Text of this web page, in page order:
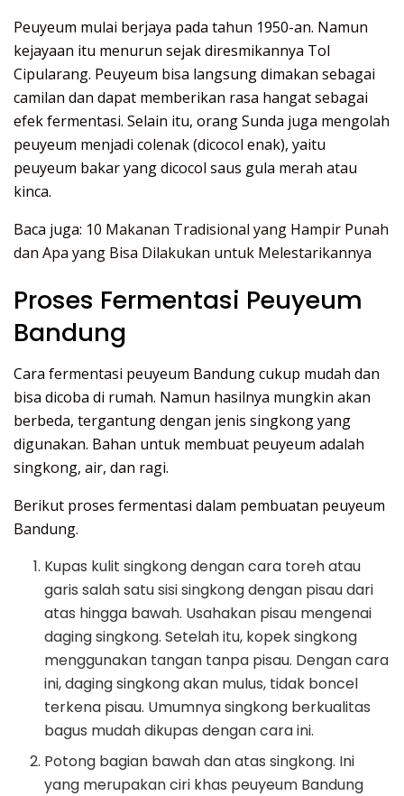
Peuyeum mulai berjaya pada tahun 1950-an. Namun
kejayaan itu menurun sejak diresmikannya Tol
Cipularang. Peuyeum bisa langsung dimakan sebagai
camilan dan dapat memberikan rasa hangat sebagai
efek fermentasi. Selain itu, orang Sunda juga mengolah
peuyeum menjadi colenak (dicocol enak), yaitu
peuyeum bakar yang dicocol saus gula merah atau
kinca.
Baca juga: 10 Makanan Tradisional yang Hampir Punah
dan Apa yang Bisa Dilakukan untuk Melestarikannya
Proses Fermentasi Peuyeum
Bandung
Cara fermentasi peuyeum Bandung cukup mudah dan
bisa dicoba di rumah. Namun hasilnya mungkin akan
berbeda, tergantung dengan jenis singkong yang
digunakan. Bahan untuk membuat peuyeum adalah
singkong, air, dan ragi.
Berikut proses fermentasi dalam pembuatan peuyeum
Bandung.
Kupas kulit singkong dengan cara toreh atau
garis salah satu sisi singkong dengan pisau dari
atas hingga bawah. Usahakan pisau mengenai
daging singkong. Setelah itu, kopek singkong
menggunakan tangan tanpa pisau. Dengan cara
ini, daging singkong akan mulus, tidak boncel
terkena pisau. Umumnya singkong berkualitas
bagus mudah dikupas dengan cara ini.
Potong bagian bawah dan atas singkong. Ini
yang merupakan ciri khas peuyeum Bandung